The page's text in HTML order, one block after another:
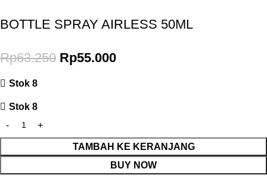
BOTTLE SPRAY AIRLESS 50ML
Rp63.250 Rp55.000
Stok 8
Stok 8
TAMBAH KE KERANJANG
BUY NOW